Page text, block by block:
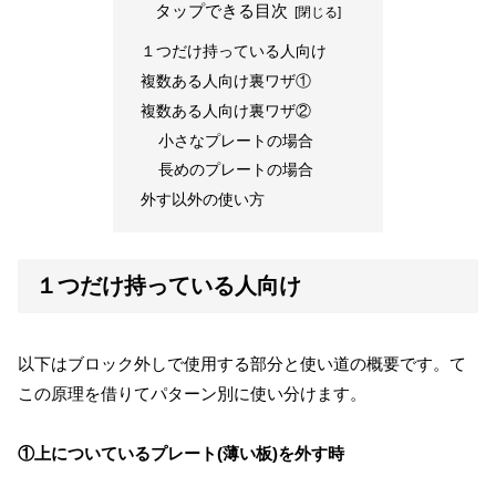
タップできる目次
１つだけ持っている人向け
複数ある人向け裏ワザ①
複数ある人向け裏ワザ②
小さなプレートの場合
長めのプレートの場合
外す以外の使い方
１つだけ持っている人向け
以下はブロック外しで使用する部分と使い道の概要です。て
この原理を借りてパターン別に使い分けます。
①上についているプレート(薄い板)を外す時